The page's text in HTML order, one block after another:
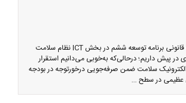
تا رسیدن به تکالیف قانونی برنامه توسعه ششم در بخش ICT نظام سلامت
در پیش داریم؛ درحالی‌که به‌خوبی می‌دانیم استقرار
سلامت ضمن صرفه‌جویی درخور‌توجه در بودجه
عظیمی در سطح ...